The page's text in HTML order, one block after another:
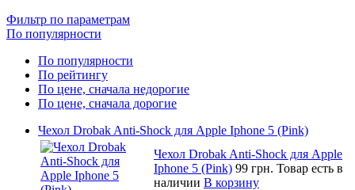
Фильтр по параметрам
По популярности
По популярности
По рейтингу
По цене, сначала недорогие
По цене, сначала дорогие
Чехол Drobak Anti-Shock для Apple Iphone 5 (Pink)
Чехол Drobak Anti-Shock для Apple
Iphone 5 (Pink) 99 грн. Товар есть в
наличии В корзину